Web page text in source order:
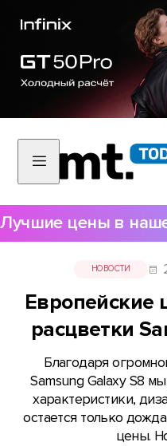
Лучшие цены в
НОВОСТИ
Европейские
расцветки
Благодаря
Samsung Galaxy S8
характеристики,
остается только
цены.